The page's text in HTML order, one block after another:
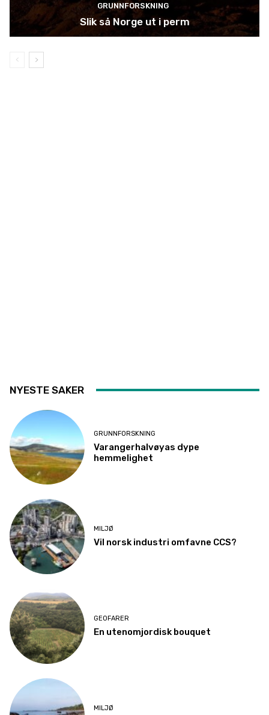
GRUNNFORSKNING
Slik så Norge ut i perm
NYESTE SAKER
GRUNNFORSKNING
Varangerhalvøyas dype
hemmelighet
MILJØ
Vil norsk industri omfavne CCS?
GEOFARER
En utenomjordisk bouquet
MILJØ